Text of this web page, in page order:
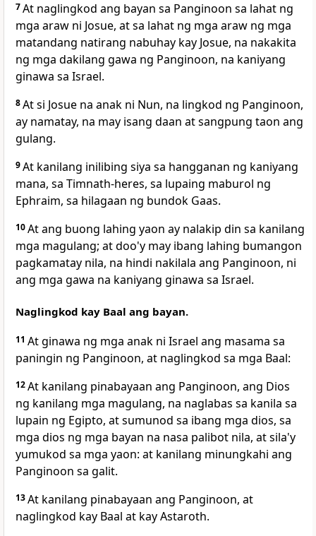
7At naglingkod ang bayan sa Panginoon sa lahat ng
mga araw ni Josue, at sa lahat ng mga araw ng mga
matandang natirang nabuhay kay Josue, na nakakita
ng mga dakilang gawa ng Panginoon, na kaniyang
ginawa sa Israel.
8At si Josue na anak ni Nun, na lingkod ng Panginoon,
ay namatay, na may isang daan at sangpung taon ang
gulang.
9At kanilang inilibing siya sa hangganan ng kaniyang
mana, sa Timnath-heres, sa lupaing maburol ng
Ephraim, sa hilagaan ng bundok Gaas.
10At ang buong lahing yaon ay nalakip din sa kanilang
mga magulang; at doo'y may ibang lahing bumangon
pagkamatay nila, na hindi nakilala ang Panginoon, ni
ang mga gawa na kaniyang ginawa sa Israel.
Naglingkod kay Baal ang bayan.
11 At ginawa ng mga anak ni Israel ang masama sa
paningin ng Panginoon, at naglingkod sa mga Baal:
12At kanilang pinabayaan ang Panginoon, ang Dios
ng kanilang mga magulang, na naglabas sa kanila sa
lupain ng Egipto, at sumunod sa ibang mga dios, sa
mga dios ng mga bayan na nasa palibot nila, at sila'y
yumukod sa mga yaon: at kanilang minungkahi ang
Panginoon sa galit.
13At kanilang pinabayaan ang Panginoon, at
naglingkod kay Baal at kay Astaroth.